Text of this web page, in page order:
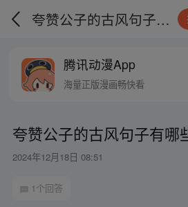
夸赞公子的古风句子有哪些
腾讯动漫App
海量正版漫画畅快看
夸赞公子的古风句子有哪
2024年12月18日 08:51
1个回答